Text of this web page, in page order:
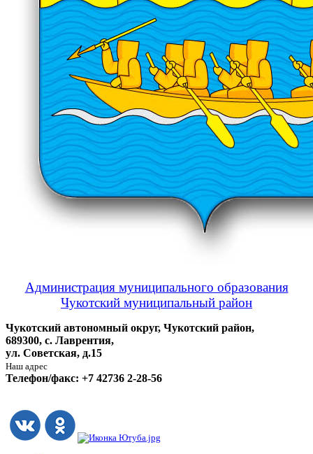
Администрация муниципального образования
Чукотский муниципальный район
Чукотский автономный округ, Чукотский район,
689300, с. Лаврентия,
ул. Советская, д.15
Наш адрес
Телефон/факс: +7 42736 2-28-56